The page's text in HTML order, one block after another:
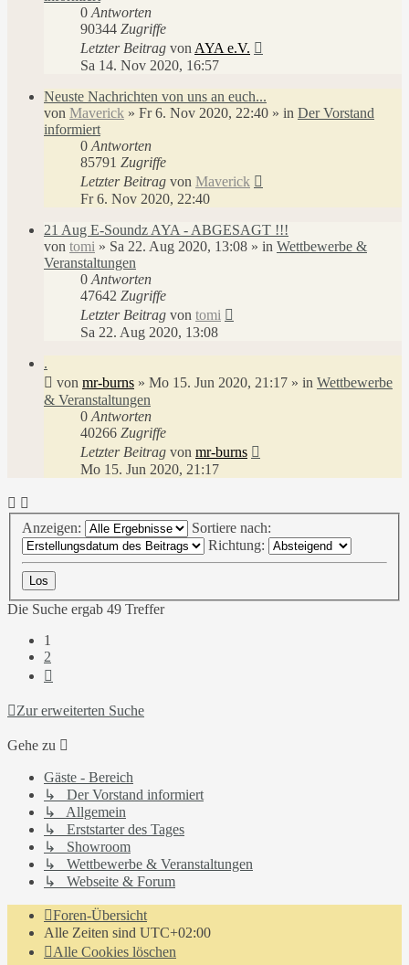
0 Antworten
90344 Zugriffe
Letzter Beitrag von AYA e.V.
Sa 14. Nov 2020, 16:57
Neuste Nachrichten von uns an euch...
von Maverick » Fr 6. Nov 2020, 22:40 » in Der Vorstand
informiert
0 Antworten
85791 Zugriffe
Letzter Beitrag von Maverick
Fr 6. Nov 2020, 22:40
21 Aug E-Soundz AYA - ABGESAGT !!!
von tomi » Sa 22. Aug 2020, 13:08 » in Wettbewerbe &
Veranstaltungen
0 Antworten
47642 Zugriffe
Letzter Beitrag von tomi
Sa 22. Aug 2020, 13:08
.
von mr-burns » Mo 15. Jun 2020, 21:17 » in Wettbewerbe
& Veranstaltungen
0 Antworten
40266 Zugriffe
Letzter Beitrag von mr-burns
Mo 15. Jun 2020, 21:17
Anzeigen:
Sortiere nach:
Richtung:
Die Suche ergab 49 Treffer
1
2
Zur erweiterten Suche
Gehe zu
Gäste - Bereich
↳ Der Vorstand informiert
↳ Allgemein
↳ Erststarter des Tages
↳ Showroom
↳ Wettbewerbe & Veranstaltungen
↳ Webseite & Forum
Foren-Übersicht
Alle Zeiten sind UTC+02:00
Alle Cookies löschen